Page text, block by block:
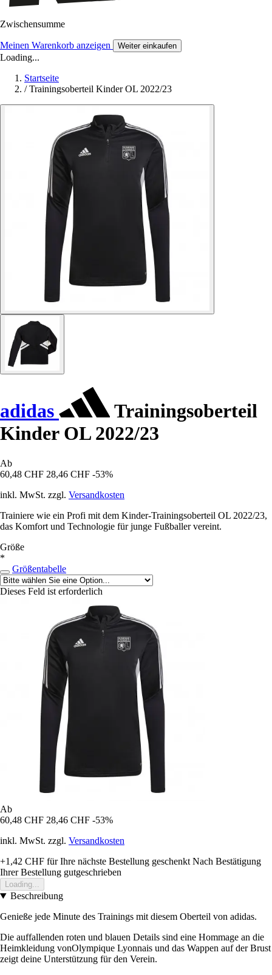
Zwischensumme
Meinen Warenkorb anzeigen Weiter einkaufen
Loading...
Startseite
/ Trainingsoberteil Kinder OL 2022/23
adidas
Trainingsoberteil
Kinder OL 2022/23
Ab
60,48 CHF 28,46 CHF -53%
inkl. MwSt. zzgl. Versandkosten
Trainiere wie ein Profi mit dem Kinder-Trainingsoberteil OL 2022/23,
das Komfort und Technologie für junge Fußballer vereint.
Größe
*
Größentabelle
Dieses Feld ist erforderlich
Ab
60,48 CHF 28,46 CHF -53%
inkl. MwSt. zzgl. Versandkosten
+1,42 CHF für Ihre nächste Bestellung geschenkt Nach Bestätigung
Ihrer Bestellung gutgeschrieben
Loading...
Beschreibung
Genieße jede Minute des Trainings mit diesem Oberteil von adidas.
Die auffallenden roten und blauen Details sind eine Hommage an die
Heimkleidung vonOlympique Lyonnais und das Wappen auf der Brust
zeigt deine Unterstützung für den Verein.